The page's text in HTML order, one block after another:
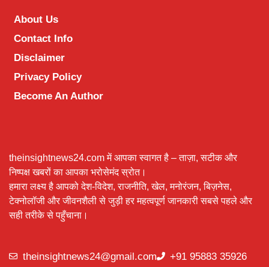
About Us
Contact Info
Disclaimer
Privacy Policy
Become An Author
theinsightnews24.com में आपका स्वागत है – ताज़ा, सटीक और
निष्पक्ष खबरों का आपका भरोसेमंद स्रोत।
हमारा लक्ष्य है आपको देश-विदेश, राजनीति, खेल, मनोरंजन, बिज़नेस,
टेक्नोलॉजी और जीवनशैली से जुड़ी हर महत्वपूर्ण जानकारी सबसे पहले और
सही तरीके से पहुँचाना।
theinsightnews24@gmail.com +91 95883 35926